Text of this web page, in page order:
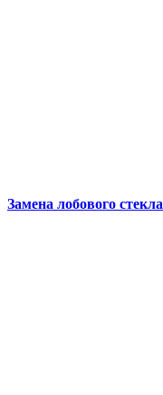
Замена лобового стекла